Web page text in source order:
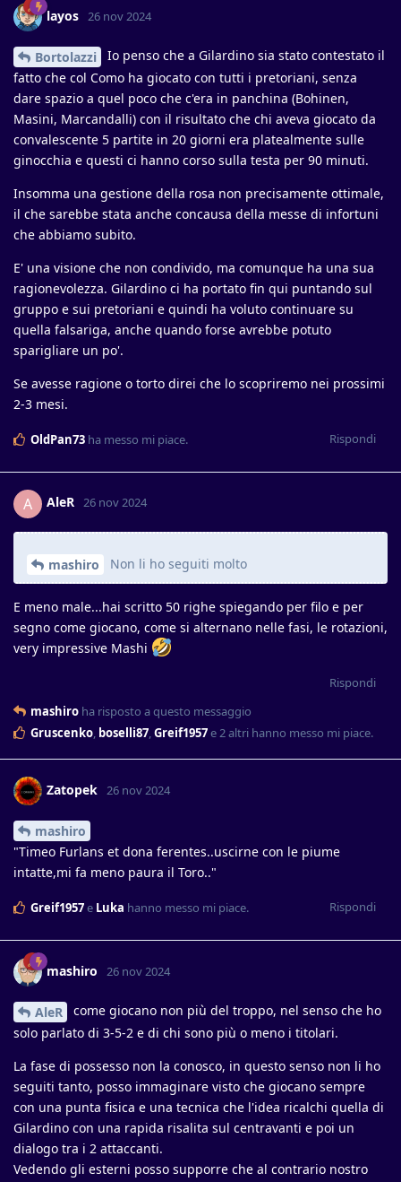
layos 26 nov 2024
Bortolazzi
Io penso che a Gilardino sia stato contestato il
fatto che col Como ha giocato con tutti i pretoriani, senza
dare spazio a quel poco che c'era in panchina (Bohinen,
Masini, Marcandalli) con il risultato che chi aveva giocato da
convalescente 5 partite in 20 giorni era platealmente sulle
ginocchia e questi ci hanno corso sulla testa per 90 minuti.
Insomma una gestione della rosa non precisamente ottimale,
il che sarebbe stata anche concausa della messe di infortuni
che abbiamo subito.
E' una visione che non condivido, ma comunque ha una sua
ragionevolezza. Gilardino ci ha portato fin qui puntando sul
gruppo e sui pretoriani e quindi ha voluto continuare su
quella falsariga, anche quando forse avrebbe potuto
sparigliare un po'.
Se avesse ragione o torto direi che lo scopriremo nei prossimi
2-3 mesi.
Rispondi
OldPan73 ha messo mi piace.
A AleR 26 nov 2024
mashiro Non li ho seguiti molto
E meno male...hai scritto 50 righe spiegando per filo e per
segno come giocano, come si alternano nelle fasi, le rotazioni,
very impressive Mashi
Rispondi
mashiro ha risposto a questo messaggio
Gruscenko, boselli87,Greif1957e2altri hanno messo mi piace.
Zatopek 26 nov 2024
mashiro
"Timeo Furlans et dona ferentes..uscirne con le piume
intatte,mi fa meno paura il Toro.."
Rispondi
Greif1957e Luka hanno messo mi piace.
mashiro 26 nov 2024
AleR
come giocano non più del troppo, nel senso che ho
solo parlato di 3-5-2 e di chi sono più o meno i titolari.
La fase di possesso non la conosco, in questo senso non li ho
seguiti tanto, posso immaginare visto che giocano sempre
con una punta fisica e una tecnica che l'idea ricalchi quella di
Gilardino con una rapida risalita sul centravanti e poi un
dialogo tra i 2 attaccanti.
Vedendo gli esterni posso supporre che al contrario nostro